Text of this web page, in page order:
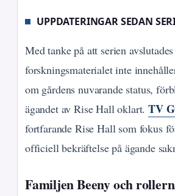
UPPDATERINGAR SEDAN
Med tanke på att serien
forskningsmaterialet inte
om gårdens nuvarande status,
ägandet av Rise Hall oklart.TV
fortfarande Rise Hall som fokus
officiell bekräftelse på ägande
Familjen Beeny och